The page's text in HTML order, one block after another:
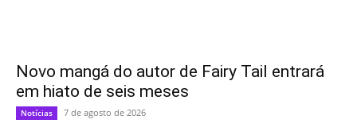
Novo mangá do autor de Fairy Tail entrará
em hiato de seis meses
Notícias 7 de agosto de 2026